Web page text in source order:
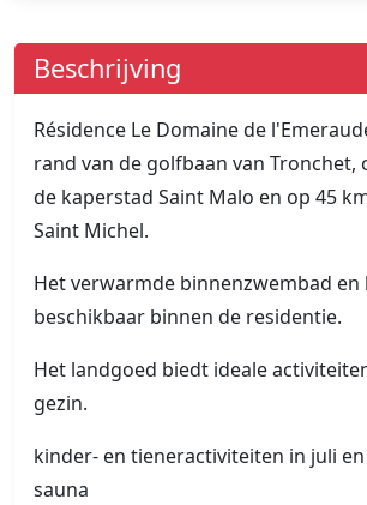
Beschrijving
Résidence Le Domaine de
rand van de golfbaan van Tronchet,
de kaperstad Saint Malo en op 45
Saint Michel.
Het verwarmde binnenzwembad
beschikbaar binnen de residentie.
Het landgoed biedt ideale
gezin.
kinder- en tieneractiviteiten in juli
sauna